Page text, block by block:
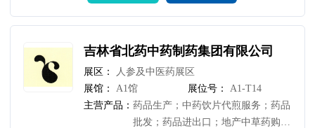
吉林省北药中药制药集团有限公司
展区：
人参及中医药展区
展馆：
A1馆 展位号：
A1-T14
主营产品：药品生产；中药饮片代煎服务；药品
批发；药品进出口；地产中草药购